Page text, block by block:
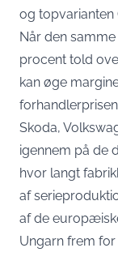
og topvarianten
Når den
procent told
kan øge
Skoda,
igennem på de
hvor langt
af
af de
Ungarn frem for